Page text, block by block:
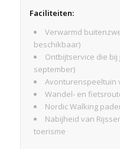
Faciliteiten:
Verwarmd
beschikbaar)
Ontbijtservice die
september)
Avonturenspeeltuin
Wandel- en
Nordic Walking
Nabijheid van
toerisme